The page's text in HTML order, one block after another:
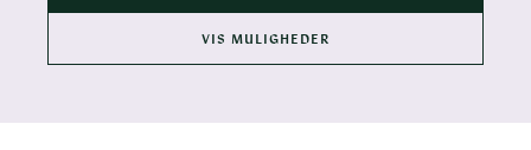
VIS MULIGHEDER
TILMELD MENO TIMES